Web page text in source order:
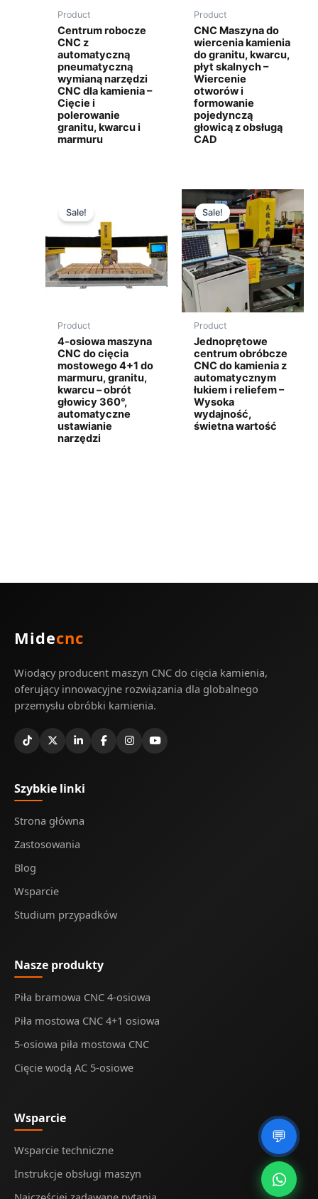
💬
Product
Centrum robocze
CNC z
automatyczną
pneumatyczną
wymianą narzędzi
CNC dla kamienia –
Cięcie i
polerowanie
granitu, kwarcu i
marmuru
Product
CNC Maszyna do
wiercenia kamienia
do granitu, kwarcu,
płyt skalnych –
Wiercenie
otworów i
formowanie
pojedynczą
głowicą z obsługą
CAD
Sale!
Product
4-osiowa maszyna
CNC do cięcia
mostowego 4+1 do
marmuru, granitu,
kwarcu – obrót
głowicy 360°,
automatyczne
ustawianie
narzędzi
Sale!
Product
Jednoprętowe
centrum obróbcze
CNC do kamienia z
automatycznym
łukiem i reliefem –
Wysoka
wydajność,
świetna wartość
Midecnc
Wiodący producent maszyn CNC do cięcia kamienia,
oferujący innowacyjne rozwiązania dla globalnego
przemysłu obróbki kamienia.
Szybkie linki
Strona główna
Zastosowania
Blog
Wsparcie
Studium przypadków
Nasze produkty
Piła bramowa CNC 4-osiowa
Piła mostowa CNC 4+1 osiowa
5-osiowa piła mostowa CNC
Cięcie wodą AC 5-osiowe
Wsparcie
Wsparcie techniczne
Instrukcje obsługi maszyn